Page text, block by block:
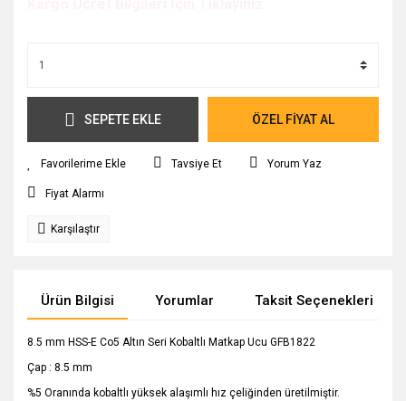
SEPETE EKLE ÖZEL FİYAT AL
Tavsiye Et Yorum Yaz
Fiyat Alarmı
Karşılaştır
Ürün Bilgisi Yorumlar Taksit Seçenekleri
8.5 mm HSS-E Co5 Altın Seri Kobaltlı Matkap Ucu GFB1822
Çap : 8.5 mm
%5 Oranında kobaltlı yüksek alaşımlı hız çeliğinden üretilmiştir.